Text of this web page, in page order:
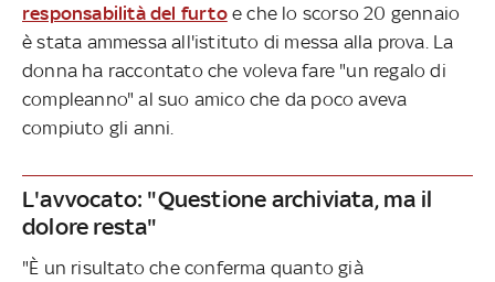
responsabilità del furtoe che lo scorso 20 gennaio
è stata ammessa all'istituto di messa alla prova. La
donna ha raccontato che voleva fare "un regalo di
compleanno" al suo amico che da poco aveva
compiuto gli anni.
L'avvocato: "Questione archiviata, ma il
dolore resta"
"È un risultato che conferma quanto già